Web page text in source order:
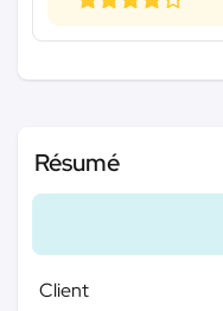
Résumé
Client